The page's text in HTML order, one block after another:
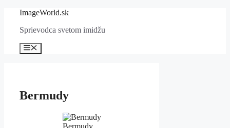
Preskočiť
obsah
ImageWorld.sk
Sprievodca svetom imidžu
Menu
Bermudy